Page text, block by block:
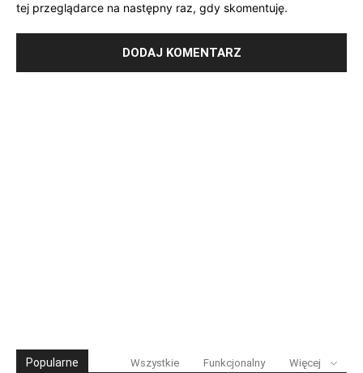
tej przeglądarce na następny raz, gdy skomentuję.
Popularne Wszystkie Funkcjonalny Więcej